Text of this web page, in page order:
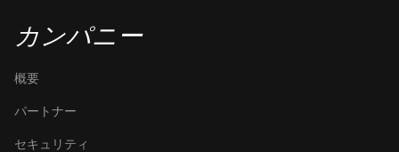
カンパニー
概要
パートナー
セキュリティ